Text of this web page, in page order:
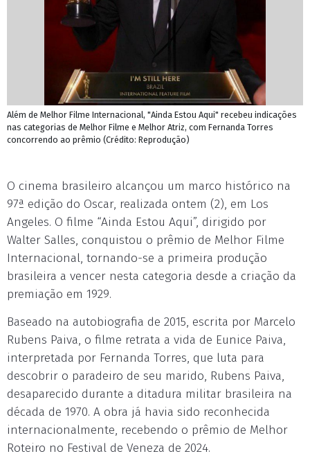
Além de Melhor Filme Internacional, "Ainda Estou Aqui" recebeu indicações
nas categorias de Melhor Filme e Melhor Atriz, com Fernanda Torres
concorrendo ao prêmio (Crédito: Reprodução)
O cinema brasileiro alcançou um marco histórico na
97ª edição do Oscar, realizada ontem (2), em Los
Angeles. O filme “Ainda Estou Aqui”, dirigido por
Walter Salles, conquistou o prêmio de Melhor Filme
Internacional, tornando-se a primeira produção
brasileira a vencer nesta categoria desde a criação da
premiação em 1929.
Baseado na autobiografia de 2015, escrita por Marcelo
Rubens Paiva, o filme retrata a vida de Eunice Paiva,
interpretada por Fernanda Torres, que luta para
descobrir o paradeiro de seu marido, Rubens Paiva,
desaparecido durante a ditadura militar brasileira na
década de 1970. A obra já havia sido reconhecida
internacionalmente, recebendo o prêmio de Melhor
Roteiro no Festival de Veneza de 2024.